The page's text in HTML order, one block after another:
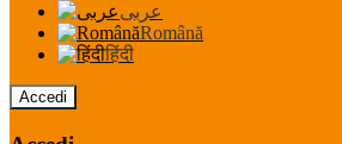
عربى
Română
हिंदी
Accedi